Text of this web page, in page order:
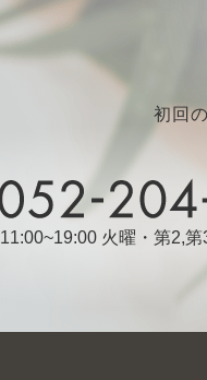
初回
11:00~19:00 火曜・第2,